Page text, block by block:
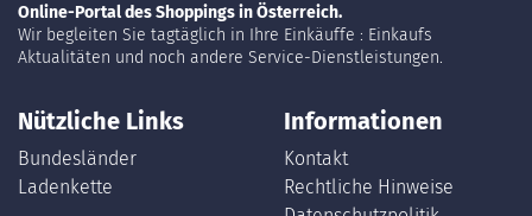
Online-Portal des Shoppings in Österreich.
Wir begleiten Sie tagtäglich in Ihre Einkäuffe : Einkaufs
Aktualitäten und noch andere Service-Dienstleistungen.
Nützliche Links
Bundesländer
Ladenkette
Informationen
Kontakt
Rechtliche Hinweise